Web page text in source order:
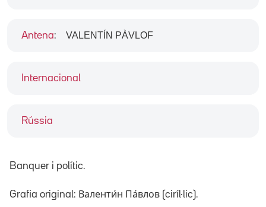
Internacional
Rússia
Antena: VALENTÍN PÀVLOF
Banquer i polític.
Grafia original: Валенти́н Па́влов (ciríl·lic).